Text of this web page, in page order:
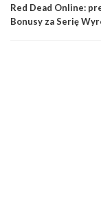
Red Dead Online:
Bonusy za Serię